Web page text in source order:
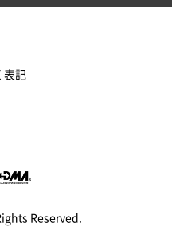
表記
Reserved.